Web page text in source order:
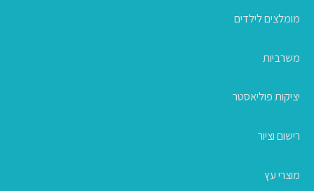
מומלצים לילדים
משרביות
יציקות פוליאסטר
רישום וציור
מוצרי עץ